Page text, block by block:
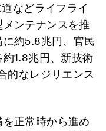
などライフライ
ンテナンスを推
約5.8兆円、官民
1.8兆円、新技術
的なレジリエンス
正常時から進め